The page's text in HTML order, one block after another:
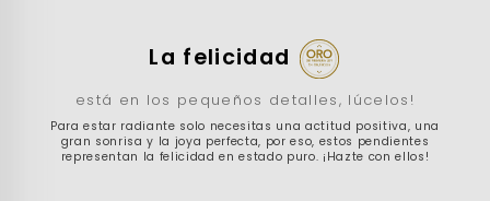
La felicidad
está en los pequeños detalles, lúcelos!
Para estar radiante solo necesitas una actitud positiva, una
gran sonrisa y la joya perfecta, por eso, estos pendientes
representan la felicidad en estado puro. ¡Hazte con ellos!